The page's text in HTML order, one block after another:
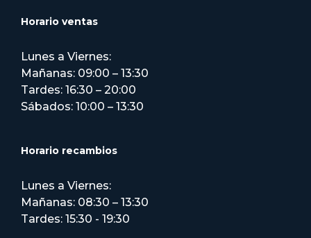
Horario ventas
Lunes a Viernes:
Mañanas: 09:00 – 13:30
Tardes: 16:30 – 20:00
Sábados: 10:00 – 13:30
Horario recambios
Lunes a Viernes:
Mañanas: 08:30 – 13:30
Tardes: 15:30 - 19:30